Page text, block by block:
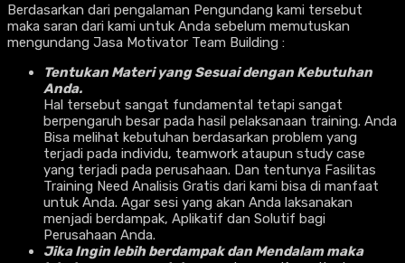
Berdasarkan dari pengalaman Pengundang kami tersebut
maka saran dari kami untuk Anda sebelum memutuskan
mengundang Jasa Motivator Team Building :
Tentukan Materi yang Sesuai dengan Kebutuhan
Anda.
Hal tersebut sangat fundamental tetapi sangat
berpengaruh besar pada hasil pelaksanaan training. Anda
Bisa melihat kebutuhan berdasarkan problem yang
terjadi pada individu, teamwork ataupun study case
yang terjadi pada perusahaan. Dan tentunya Fasilitas
Training Need Analisis Gratis dari kami bisa di manfaat
untuk Anda. Agar sesi yang akan Anda laksanakan
menjadi berdampak, Aplikatif dan Solutif bagi
Perusahaan Anda.
Jika Ingin lebih berdampak dan Mendalam maka